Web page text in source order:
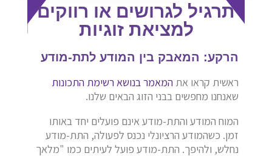
תרגיל לגרושים או רווקים
למציאת זוגיות
הרקע: המאבק בין המודע לתת-מודע
ראשית קראו את המאמר בנושא רשימת התכונות
שאנחנו מחפשים בבני הזוג הבאים שלנו.
המוח המודע והתת-מודע אינם פועלים יחד באותו
זמן. כשהמודע הרציונלי נכנס לפעולה, התת-מודע
נחלש, ולהיפך. התת-מודע פועל לעיתים כמו "מלאך